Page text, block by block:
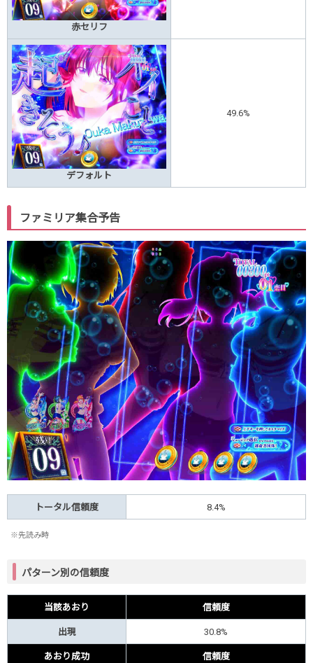
赤セリフ
デフォルト
49.6%
ファミリア集合予告
トータル信頼度 8.4%
※先読み時
パターン別の信頼度
当該あおり 信頼度
出現 30.8%
あおり成功 信頼度